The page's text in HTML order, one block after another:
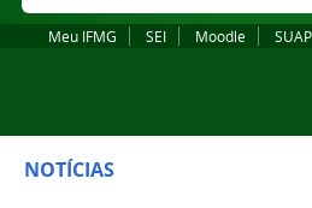
Meu IFMG SEI Moodle SUAP
NOTÍCIAS